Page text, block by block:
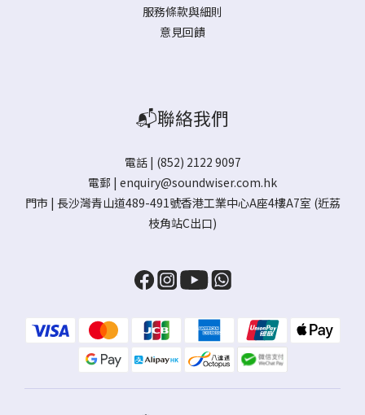
服務條款與細則
意見回饋
📬聯絡我們
電話 | (852) 2122 9097
電郵 | enquiry@soundwiser.com.hk
門市 | 長沙灣青山道489-491號香港工業中心A座4樓A7室 (近荔
枝角站C出口)